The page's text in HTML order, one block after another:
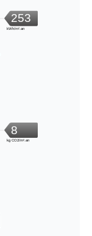
253
kWh/m².an
8
kg CO2/m².an